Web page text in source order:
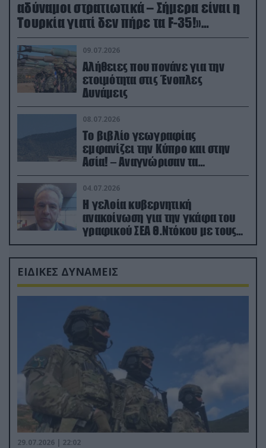
αδύναμοι στρατιωτικά – Σήμερα είναι η
Τουρκία γιατί δεν πήρε τα F-35!»
(βίντεο)
09.07.2026
Αλήθειες που πονάνε για την
ετοιμότητα στις Ένοπλες
Δυνάμεις
08.07.2026
Το βιβλίο γεωγραφίας
εμφανίζει την Κύπρο και στην
Ασία! – Αναγνώρισαν τα
κατεχόμενα; (φωτο)
04.07.2026
Η γελοία κυβερνητική
ανακοίνωση για την γκάφα του
γραφικού ΣΕΑ Θ.Ντόκου με τους
Ρώσους φαρσέρ
ΕΙΔΙΚΕΣ ΔΥΝΑΜΕΙΣ
29.07.2026 | 22:02